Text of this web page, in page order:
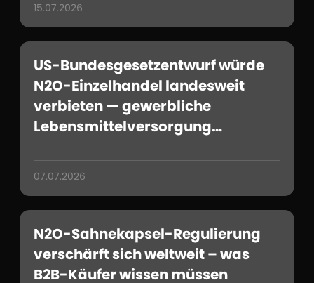
15.07.2026
US-Bundesgesetzentwurf würde
N2O-Einzelhandel landesweit
verbieten — gewerbliche
Lebensmittelversorgung
07.07.2026
N2O-Sahnekapsel-Regulierung
verschärft sich weltweit – was
B2B-Käufer wissen müssen